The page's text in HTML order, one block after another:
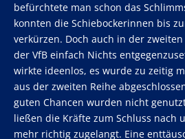
befürchtete man schon das
konnten die Schiebockerinnen bis
verkürzen. Doch auch in der
der VfB einfach Nichts
wirkte ideenlos, es wurde zu zeitig
aus der zweiten Reihe
guten Chancen wurden nicht
ließen die Kräfte zum Schluss nach
mehr richtig zugelangt. Eine